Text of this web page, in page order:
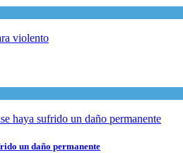
un daño permanente